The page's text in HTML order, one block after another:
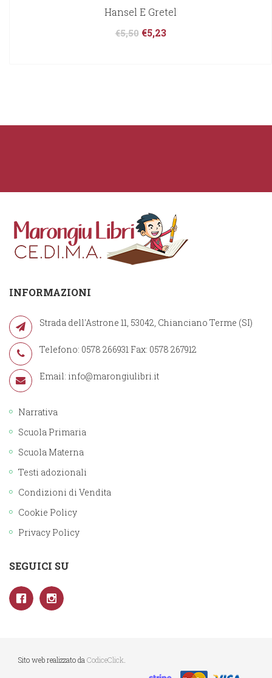
Hansel E Gretel
€5,50 €5,23
INFORMAZIONI
Strada dell'Astrone 11, 53042, Chianciano Terme (SI)
Telefono: 0578 266931 Fax: 0578 267912
Email: info@marongiulibri.it
Narrativa
Scuola Primaria
Scuola Materna
Testi adozionali
Condizioni di Vendita
Cookie Policy
Privacy Policy
SEGUICI SU
Sito web realizzato da CodiceClick